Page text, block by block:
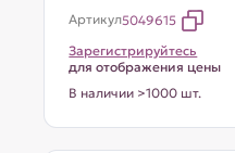
Артикул5049615
Зарегистрируйтесь
для отображения цены
В наличии >1000 шт.